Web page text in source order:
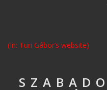
(In: Turi Gábor’s website)